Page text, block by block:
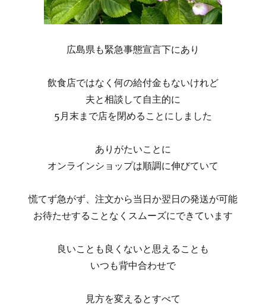
広島県も緊急事態宣言下にあり
飲食店ではなく何の給付金もないけれど
夫と相談して自主的に
5月末まで店を閉めることにしました
ありがたいことに
オンラインショップは順調に伸びていて
慌てず急がず、注文から当日か翌日の発送が可能
お待たせすることなくスムーズにできています
良いことも良くないと思えることも
いつも背中合わせで
見方を変えるとすべて